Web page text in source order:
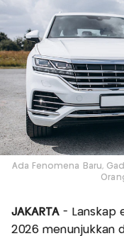
Ada Fenomena Baru,
JAKARTA- Lanskap
2026 menunjukkan